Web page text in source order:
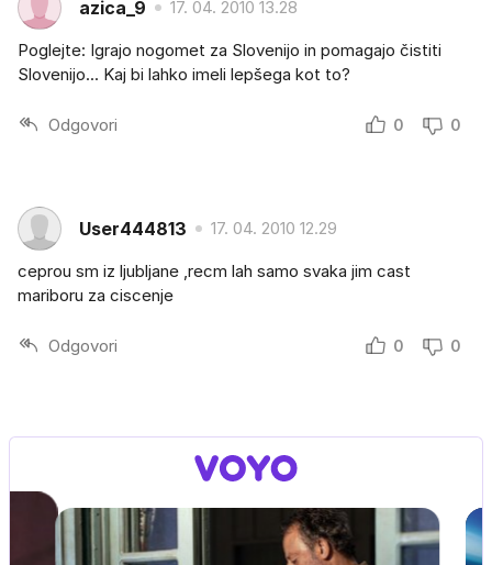
azica_9 17. 04. 2010 13.28
Poglejte: Igrajo nogomet za Slovenijo in pomagajo čistiti
Slovenijo... Kaj bi lahko imeli lepšega kot to?
Odgovori 0 0
User444813 17. 04. 2010 12.29
ceprou sm iz ljubljane ,recm lah samo svaka jim cast
mariboru za ciscenje
Odgovori 0 0